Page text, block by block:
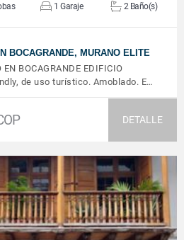
1 Garaje 2 Baño(s)
BOCAGRANDE, MURANO ELITE
EN BOCAGRANDE EDIFICIO
de uso turístico. Amoblado. E…
DETALLE